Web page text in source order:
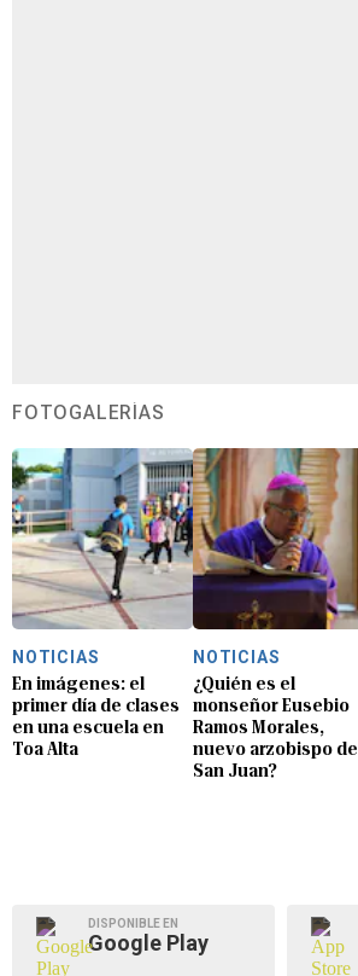
FOTOGALERÍAS
NOTICIAS
En imágenes: el
primer día de clases
en una escuela en
Toa Alta
NOTICIAS
¿Quién es el
monseñor Eusebio
Ramos Morales,
nuevo arzobispo de
San Juan?
DISPONIBLE EN
Google Play